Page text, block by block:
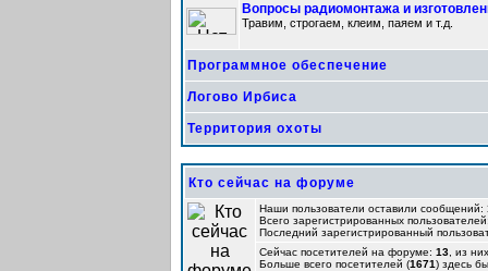
Вопросы радиомонтажа и
Травим, строгаем, клеим, паяем и т.д.
Программное обеспечение
Логово Ирбиса
Территория охоты
Кто сейчас на форуме
Наши пользователи оставили сообщений:
Всего зарегистрированных
Последний зарегистрированный
Сейчас посетителей на форуме: 13 , из
Больше всего посетителей (1671) здесь